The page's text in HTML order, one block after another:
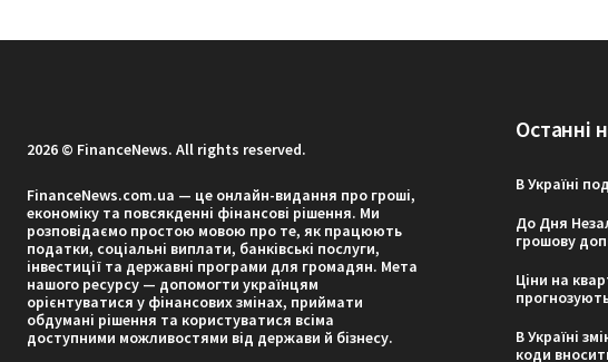
2026 © FinanceNews. All rights reserved.
FinanceNews.com.ua — це онлайн-видання про гроші,
економіку та повсякденні фінансові рішення. Ми
розповідаємо простою мовою про те, як працюють
податки, соціальні виплати, банківські послуги,
інвестиції та державні програми для громадян. Мета
нашого ресурсу — допомогти українцям
орієнтуватися у фінансових змінах, приймати
обдумані рішення та користуватися всіма
доступними можливостями від держави й бізнесу.
Останні
В Україні
До Дня
грошову
Ціни на
В Україні
коди